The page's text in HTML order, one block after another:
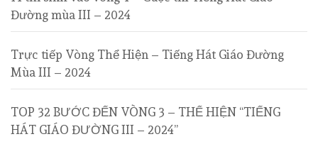
Đường mùa III – 2024
Trực tiếp Vòng Thể Hiện – Tiếng Hát Giáo Đường
Mùa III – 2024
TOP 32 BƯỚC ĐẾN VÒNG 3 – THỂ HIỆN “TIẾNG
HÁT GIÁO ĐƯỜNG III – 2024”